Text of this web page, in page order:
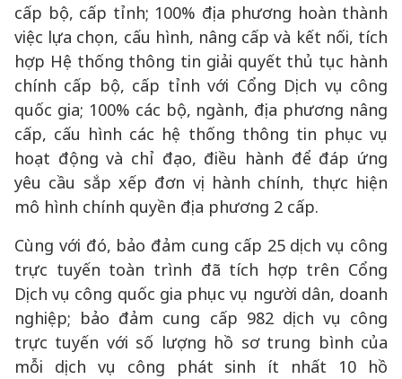
cấp bộ, cấp tỉnh; 100% địa phương hoàn thành
việc lựa chọn, cấu hình, nâng cấp và kết nối, tích
hợp Hệ thống thông tin giải quyết thủ tục hành
chính cấp bộ, cấp tỉnh với Cổng Dịch vụ công
quốc gia; 100% các bộ, ngành, địa phương nâng
cấp, cấu hình các hệ thống thông tin phục vụ
hoạt động và chỉ đạo, điều hành để đáp ứng
yêu cầu sắp xếp đơn vị hành chính, thực hiện
mô hình chính quyền địa phương 2 cấp.
Cùng với đó, bảo đảm cung cấp 25 dịch vụ công
trực tuyến toàn trình đã tích hợp trên Cổng
Dịch vụ công quốc gia phục vụ người dân, doanh
nghiệp; bảo đảm cung cấp 982 dịch vụ công
trực tuyến với số lượng hồ sơ trung bình của
mỗi dịch vụ công phát sinh ít nhất 10 hồ